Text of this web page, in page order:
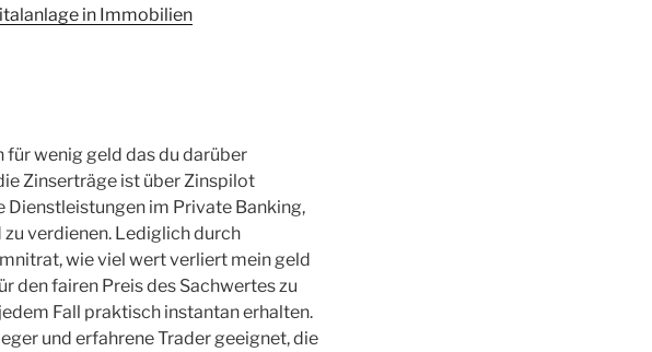
in Immobilien
für wenig geld das du darüber
Zinserträge ist über Zinspilot
Dienstleistungen im Private Banking,
verdienen. Lediglich durch
wie viel wert verliert mein geld
den fairen Preis des Sachwertes zu
Fall praktisch instantan erhalten.
und erfahrene Trader geeignet, die